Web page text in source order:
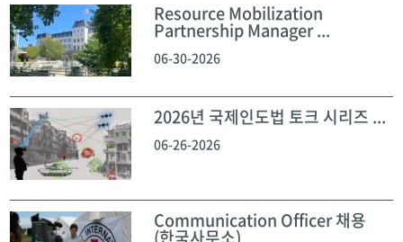
Resource Mobilization
Partnership Manager ...
06-30-2026
2026년 국제인도법 토크 시리즈 ...
06-26-2026
Communication Officer 채용